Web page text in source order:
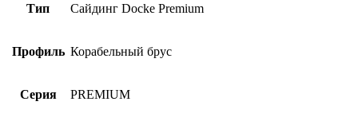
Тип Сайдинг Docke Premium
Профиль Корабельный брус
Серия PREMIUM